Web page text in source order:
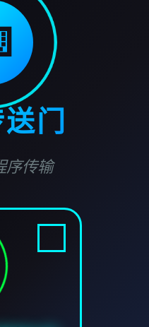
门
序传输